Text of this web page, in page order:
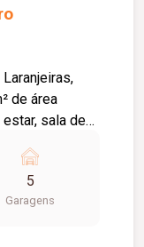
de área
sala de
com
externo,
5
Garagens